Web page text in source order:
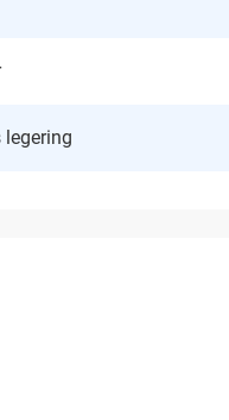
legering